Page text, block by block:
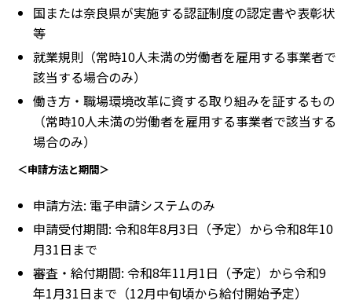
国または奈良県が実施する認証制度の認定書や表彰状
等
就業規則（常時10人未満の労働者を雇用する事業者で
該当する場合のみ）
働き方・職場環境改革に資する取り組みを証するもの
（常時10人未満の労働者を雇用する事業者で該当する
場合のみ）
＜申請方法と期間＞
申請方法: 電子申請システムのみ
申請受付期間: 令和8年8月3日（予定）から令和8年10
月31日まで
審査・給付期間: 令和8年11月1日（予定）から令和9
年1月31日まで（12月中旬頃から給付開始予定）